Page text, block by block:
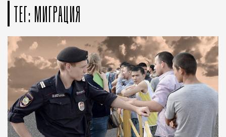
ТЕГ: МИГРАЦИЯ